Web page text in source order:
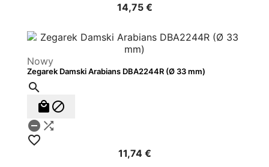
14,75 €
Nowy
Zegarek Damski Arabians DBA2244R (Ø 33 mm)

 
 

11,74 €